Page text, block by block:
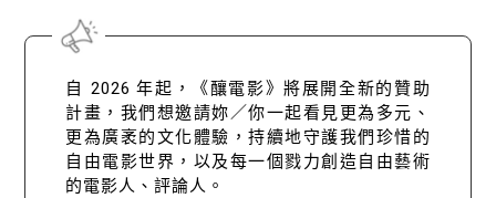
自 2026 年起，《釀電影》將展開全新的贊助
計畫，我們想邀請妳／你一起看見更為多元、
更為廣袤的文化體驗，持續地守護我們珍惜的
自由電影世界，以及每一個戮力創造自由藝術
的電影人、評論人。